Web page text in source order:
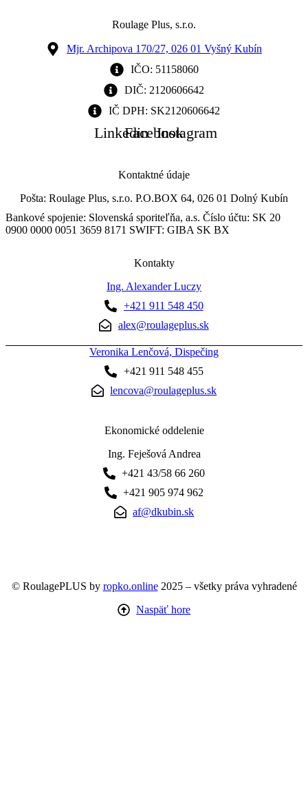
Roulage Plus, s.r.o.
Mjr. Archipova 170/27, 026 01 Vyšný Kubín
IČO: 51158060
DIČ: 2120606642
IČ DPH: SK2120606642
LinkedinFacebookInstagram
Kontaktné údaje
Pošta: Roulage Plus, s.r.o. P.O.BOX 64, 026 01 Dolný Kubín
Bankové spojenie: Slovenská sporiteľňa, a.s. Číslo účtu: SK 20
0900 0000 0051 3659 8171 SWIFT: GIBA SK BX
Kontakty
Ing. Alexander Luczy
+421 911 548 450
alex@roulageplus.sk
Veronika Lenčová, Dispečing
+421 911 548 455
lencova@roulageplus.sk
Ekonomické oddelenie
Ing. Feješová Andrea
+421 43/58 66 260
+421 905 974 962
af@dkubin.sk
© RoulagePLUS by ropko.online2025 – všetky práva vyhradené
Naspäť hore